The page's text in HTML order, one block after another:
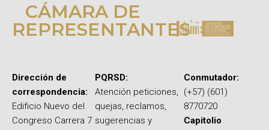
CÁMARA DE
REPRESENTANTES
Dirección de
correspondencia:
Edificio Nuevo del
Congreso Carrera 7
PQRSD:
Atención peticiones,
quejas, reclamos,
sugerencias y
Conmutador:
(+57) (601)
8770720
Capitolio